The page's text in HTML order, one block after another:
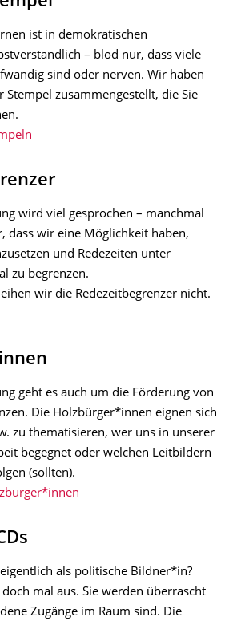
ist in demokratischen
– blöd nur, dass viele
sind oder nerven. Wir haben
Stempel zusammengestellt, die Sie
wird viel gesprochen – manchmal
dass wir eine Möglichkeit haben,
und Redezeiten unter
zu begrenzen.
wir die Redezeitbegrenzer nicht.
geht es auch um die Förderung von
Die Holzbürger*innen eignen sich
zu thematisieren, wer uns in unserer
begegnet oder welchen Leitbildern
(sollten).
als politische Bildner*in?
doch mal aus. Sie werden überrascht
Zugänge im Raum sind. Die